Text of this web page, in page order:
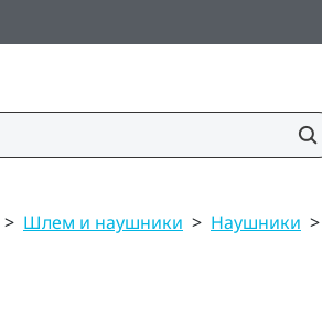
> Шлем и наушники > Наушники >